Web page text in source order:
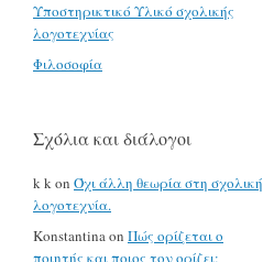
Υποστηρικτικό Υλικό σχολικής
λογοτεχνίας
Φιλοσοφία
Σχόλια και διάλογοι
k kon Όχι άλλη θεωρία στη σχολική
λογοτεχνία.
Konstantinaon Πώς ορίζεται ο
ποιητής και ποιος τον ορίζει;